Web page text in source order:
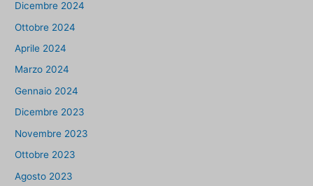
Dicembre 2024
Ottobre 2024
Aprile 2024
Marzo 2024
Gennaio 2024
Dicembre 2023
Novembre 2023
Ottobre 2023
Agosto 2023